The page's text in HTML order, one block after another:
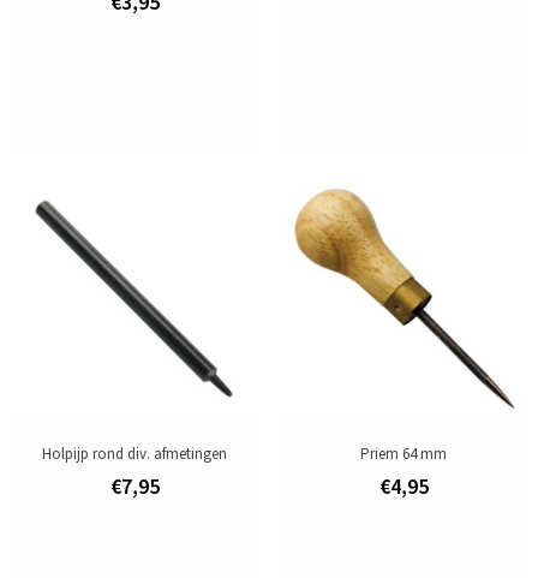
Holpijp rond div. afmetingen
€7,95
Priem 64 mm
€4,95